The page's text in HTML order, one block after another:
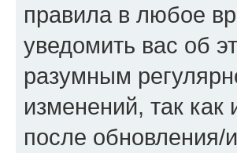
правила в любое
уведомить вас об
разумным
изменений, так
после обновления/